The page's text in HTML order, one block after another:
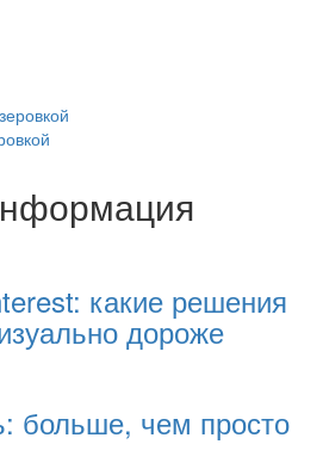
какие решения
дороже
больше, чем просто